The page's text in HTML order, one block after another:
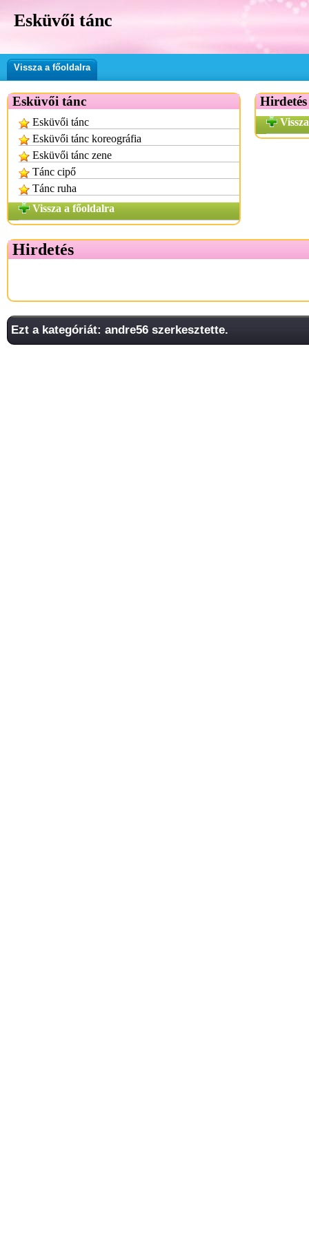
Esküvői tánc
Vissza a főoldalra
Esküvői tánc
Esküvői tánc
Esküvői tánc koreográfia
Esküvői tánc zene
Tánc cipő
Tánc ruha
Vissza a főoldalra
Hirdetés
Hirdetés
Ezt a kategóriát: andre56 szerkesztette.